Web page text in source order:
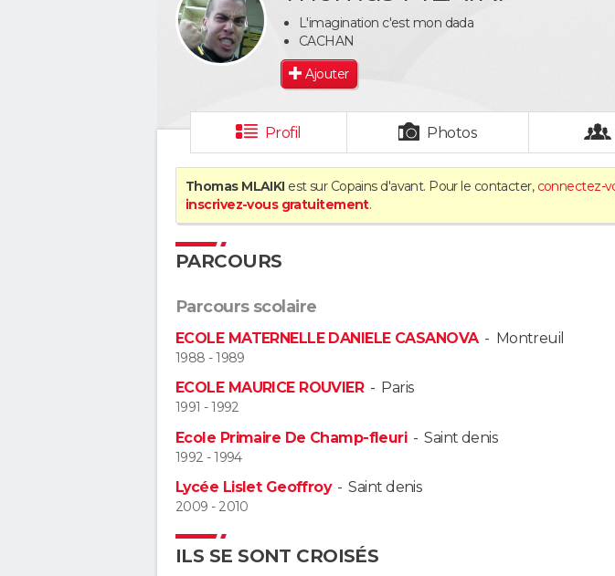
L'imagination c'est mon dada
CACHAN
Ajouter
Profil Photos
Thomas MLAIKI est sur Copains d'avant. Pour le contacter, connectez-
inscrivez-vous gratuitement.
PARCOURS
Parcours scolaire
ECOLE MATERNELLE DANIELE CASANOVA- Montreuil
1988 - 1989
ECOLE MAURICE ROUVIER- Paris
1991 - 1992
Ecole Primaire De Champ-fleuri-Saint denis
1992 - 1994
Lycée Lislet Geoffroy-Saint denis
2009 - 2010
ILS SE SONT CROISÉS